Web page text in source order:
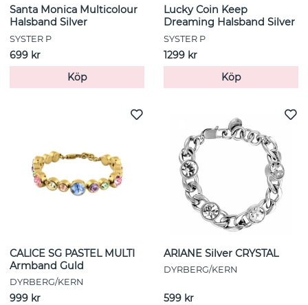
Santa Monica Multicolour
Halsband Silver
SYSTER P
699 kr
Köp
Lucky Coin Keep
Dreaming Halsband Silver
SYSTER P
1299 kr
Köp
CALICE SG PASTEL MULTI
Armband Guld
DYRBERG/KERN
999 kr
ARIANE Silver CRYSTAL
DYRBERG/KERN
599 kr